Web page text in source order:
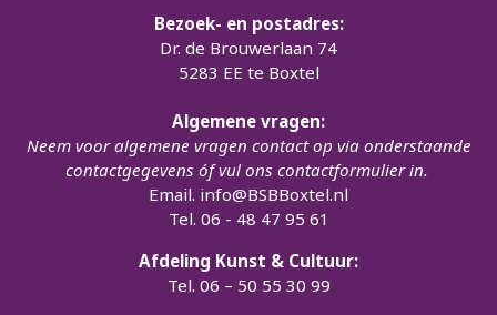
Bezoek- en postadres:
Dr. de Brouwerlaan 74
5283 EE te Boxtel
Algemene vragen:
Neem voor algemene vragen contact op via onderstaande
contactgegevens óf vul ons contactformulier in.
Email. info@BSBBoxtel.nl
Tel. 06 - 48 47 95 61
Afdeling Kunst & Cultuur:
Tel. 06 – 50 55 30 99